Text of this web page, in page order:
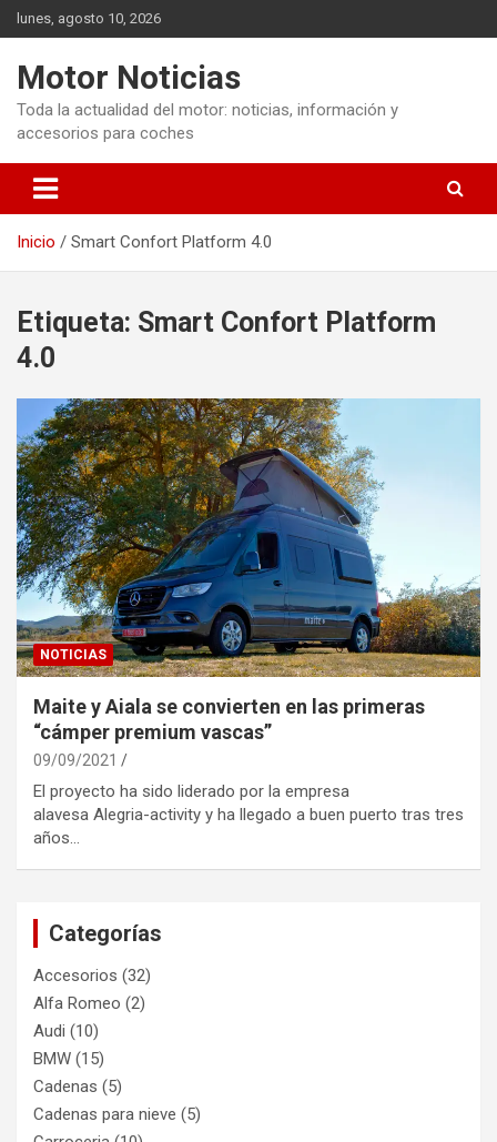
Saltar
al
lunes, agosto 10, 2026
Motor Noticias
Toda la actualidad del motor: noticias, información y
accesorios para coches
Inicio Smart Confort Platform 4.0
Etiqueta: Smart Confort Platform
4.0
NOTICIAS
Maite y Aiala se convierten en las primeras
“cámper premium vascas”
09/09/2021
El proyecto ha sido liderado por la empresa
alavesa Alegria-activity y ha llegado a buen puerto tras tres
años…
Categorías
Accesorios (32)
Alfa Romeo (2)
Audi (10)
BMW (15)
Cadenas (5)
Cadenas para nieve (5)